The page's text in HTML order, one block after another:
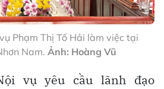
Phạm Thị Tố Hải làm việc tại
Nam. Ảnh: Hoàng Vũ
vụ yêu cầu lãnh đạo